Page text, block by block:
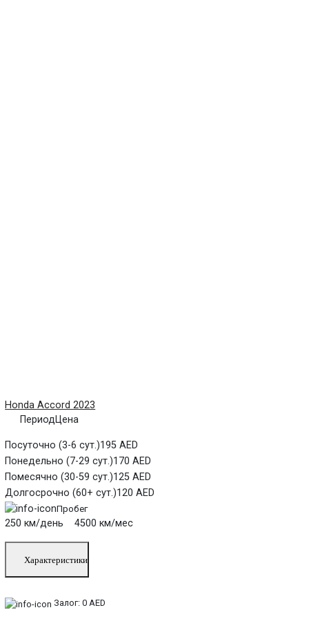
Honda Accord 2023
ПериодЦена
Посуточно (3-6 сут.)195 AED
Понедельно (7-29 сут.)170 AED
Помесячно (30-59 сут.)125 AED
Долгосрочно (60+ сут.)120 AED
Пробег
250 км/день 4500 км/мес
Характеристики
Залог:0 AED